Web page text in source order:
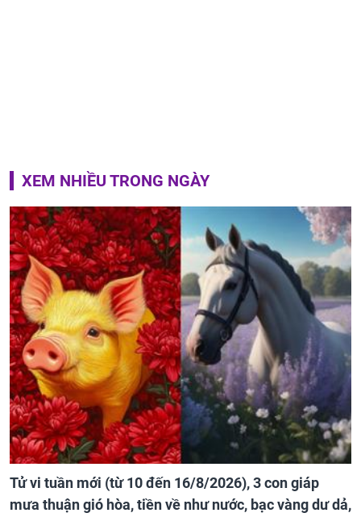
XEM NHIỀU TRONG NGÀY
Tử vi tuần mới (từ 10 đến 16/8/2026), 3 con giáp
mưa thuận gió hòa, tiền về như nước, bạc vàng dư dả,